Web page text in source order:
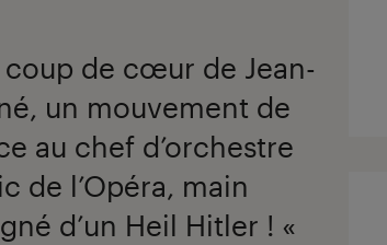
coup de cœur de Jean-
un mouvement de
au chef d’orchestre
de l’Opéra, main
d’un Heil Hitler ! «